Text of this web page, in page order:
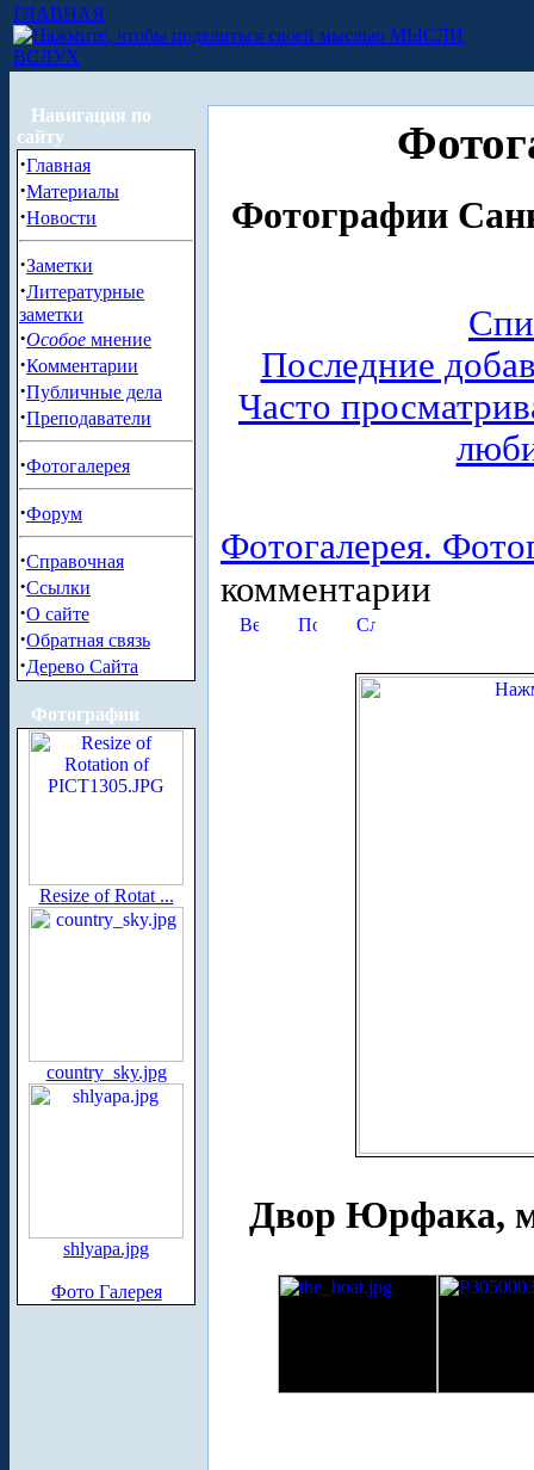
ГЛАВНАЯ
МЫСЛИ
ВСЛУХ
Навигация по
сайту
·Главная
·Материалы
·Новости
·Заметки
·Литературные
заметки
·Особое мнение
·Комментарии
·Публичные дела
·Преподаватели
·Фотогалерея
·Форум
·Справочная
·Ссылки
·О сайте
·Обратная связь
·Дерево Сайта
Фотографии
Resize of Rotat ...
country_sky.jpg
shlyapa.jpg
Фото Галерея
Фотографии
Последние
Часто
Фотогалерея.
комментарии
Двор Юрфака,